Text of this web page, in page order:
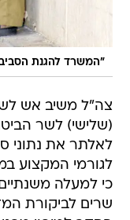
"המשרד להגנת
צה"ל משיב אש
(שלישי) לשר
לאלתר את נתוני
לגורמי המקצוע
כי למעלה
שרים לביקורת